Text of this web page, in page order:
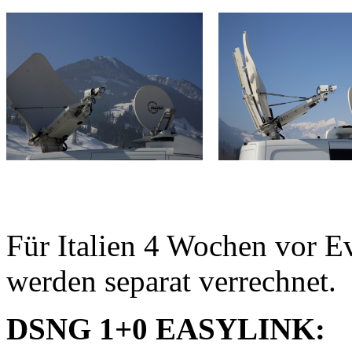
Für Italien 4 Wochen vor
werden separat verrechnet.
DSNG 1+0 EASYLINK: